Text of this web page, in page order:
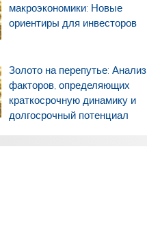
макроэкономики: Новые
ориентиры для инвесторов
Золото на перепутье: Анализ
факторов, определяющих
краткосрочную динамику и
долгосрочный потенциал